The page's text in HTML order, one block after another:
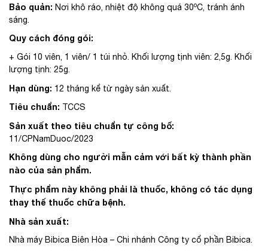
Bảo quản: Nơi khô ráo, nhiệt độ không quá 30oC, tránh ánh
sáng.
Quy cách đóng gói:
+ Gói 10 viên, 1 viên/ 1 túi nhỏ. Khối lượng tịnh viên: 2,5g. Khối
lượng tịnh: 25g.
Hạn dùng: 12 tháng kể từ ngày sản xuất.
Tiêu chuẩn: TCCS
Sản xuất theo tiêu chuẩn tự công bố:
11/CPNamDuoc/2023
Không dùng cho người mẫn cảm với bất kỳ thành phần
nào của sản phẩm.
Thực phẩm này không phải là thuốc, không có tác dụng
thay thế thuốc chữa bệnh.
Nhà sản xuất:
Nhà máy Bibica Biên Hòa – Chi nhánh Công ty cổ phần Bibica.